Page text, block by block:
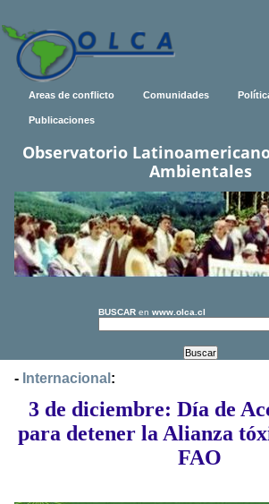
Areas de conflicto Comunidades
Publicaciones
Observatorio
Ambientales
BUSCAR en www.olca.cl
- Internacional :
3 de diciembre: Día de
para detener la Alianza
FAO